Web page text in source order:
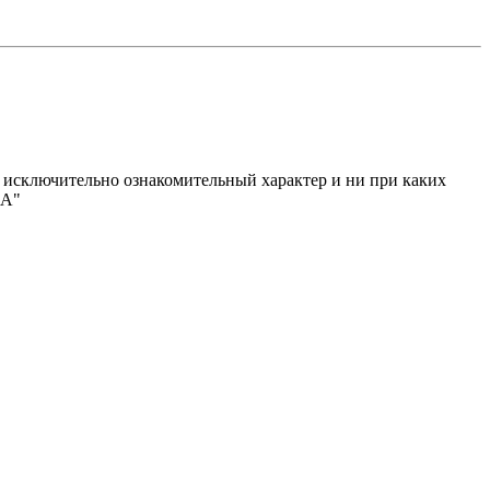
ознакомительный характер и ни при каких